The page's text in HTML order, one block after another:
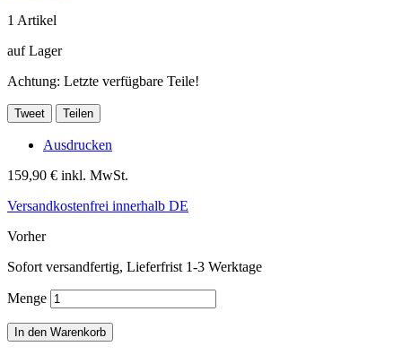
1 Artikel
auf Lager
Achtung: Letzte verfügbare Teile!
Tweet Teilen
Ausdrucken
159,90 € inkl. MwSt.
Versandkostenfrei innerhalb DE
Vorher
Sofort versandfertig, Lieferfrist 1-3 Werktage
Menge
In den Warenkorb